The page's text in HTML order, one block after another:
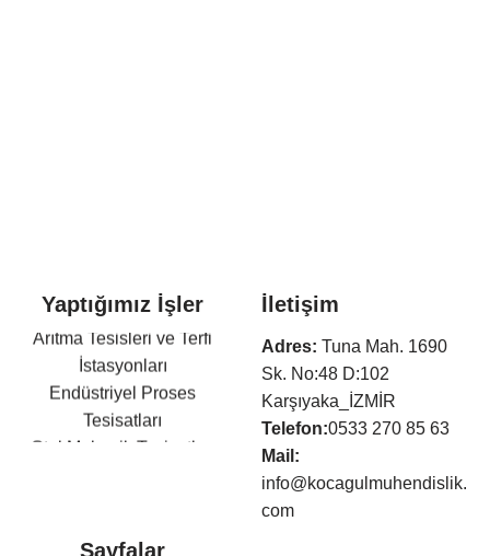
Yaptığımız İşler
Arıtma Tesisleri ve Terfi
İstasyonları
Endüstriyel Proses
Tesisatları
Otel Mekanik Tesisatları
İletişim
Adres: Tuna Mah. 1690
Sk. No:48 D:102
Karşıyaka_İZMİR
Telefon:0533 270 85 63
Mail:
info@kocagulmuhendislik.
com
Sayfalar